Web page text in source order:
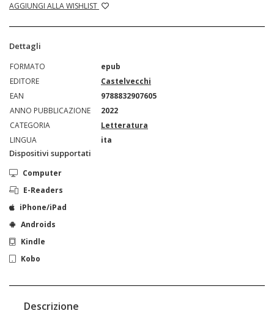
AGGIUNGI ALLA WISHLIST
Dettagli
FORMATO
epub
EDITORE
Castelvecchi
EAN
9788832907605
ANNO PUBBLICAZIONE
2022
CATEGORIA
Letteratura
LINGUA
ita
Dispositivi supportati
Computer
E-Readers
iPhone/iPad
Androids
Kindle
Kobo
Descrizione